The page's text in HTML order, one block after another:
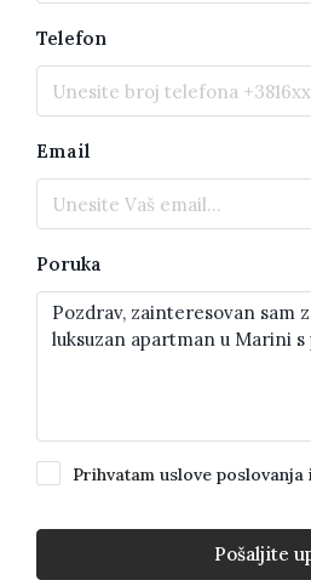
Telefon
Email
Poruka
Prihvatam uslove
Pošaljite